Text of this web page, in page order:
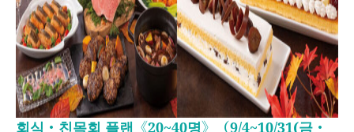
회식・친목회 플랜《20~40명》（9/4~10/31(금・